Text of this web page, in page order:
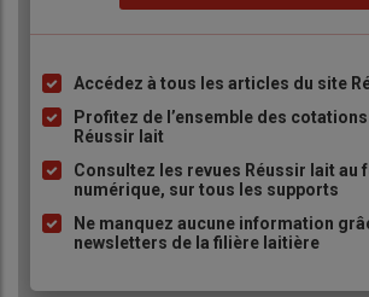
Liste
à
puce
Accédez à tous les articles du site
Profitez de l’ensemble des
Réussir lait
Consultez les revues Réussir lait au
numérique, sur tous les supports
Ne manquez aucune information
newsletters de la filière laitière